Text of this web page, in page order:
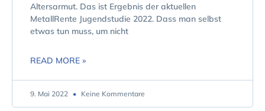
Altersarmut. Das ist Ergebnis der aktuellen
MetallRente Jugendstudie 2022. Dass man selbst
etwas tun muss, um nicht
READ MORE »
9. Mai 2022 Keine Kommentare